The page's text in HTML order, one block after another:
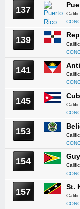
137
139
141
145
153
154
157 St.